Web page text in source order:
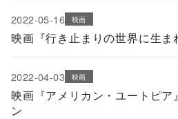
2022-05-16 映画
映画『行き止まりの世界に生ま
2022-04-03 映画
映画『アメリカン・ユートピア
ン